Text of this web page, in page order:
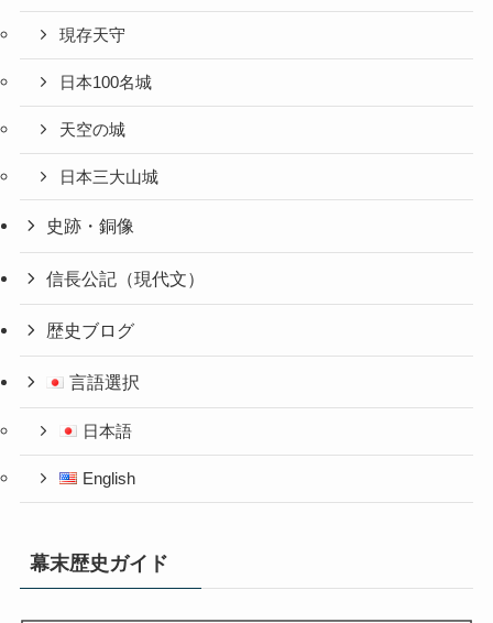
現存天守
日本100名城
天空の城
日本三大山城
史跡・銅像
信長公記（現代文）
歴史ブログ
言語選択
日本語
English
幕末歴史ガイド